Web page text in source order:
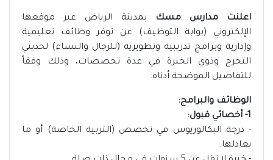
اعلنت مدارس مسك
بمدينة الرياض عبر موقعها
الإلكتروني (بوابة التوظيف) عن توفر وظائف تعليمية
وإدارية وبرامج تدريبية وتطويرية (للرجال والنساء) لحديثي
التخرج وذوي الخبرة في عدة تخصصات، وذلك وفقاً
للتفاصيل الموضحة أدناه.
الوظائف والبرامج:
1- أخصائي قبول:
- درجة البكالوريوس في تخصص (التربية الخاصة) أو ما
يعادلها.